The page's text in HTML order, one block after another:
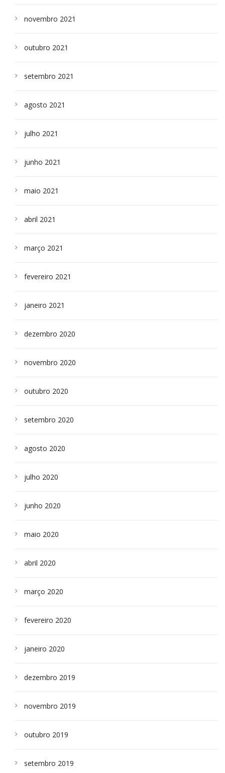
novembro 2021
outubro 2021
setembro 2021
agosto 2021
julho 2021
junho 2021
maio 2021
abril 2021
março 2021
fevereiro 2021
janeiro 2021
dezembro 2020
novembro 2020
outubro 2020
setembro 2020
agosto 2020
julho 2020
junho 2020
maio 2020
abril 2020
março 2020
fevereiro 2020
janeiro 2020
dezembro 2019
novembro 2019
outubro 2019
setembro 2019